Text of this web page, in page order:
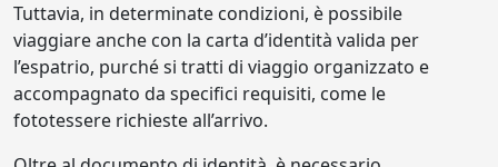
Tuttavia, in determinate condizioni, è possibile
viaggiare anche con la carta d’identità valida per
l’espatrio, purché si tratti di viaggio organizzato e
accompagnato da specifici requisiti, come le
fototessere richieste all’arrivo.